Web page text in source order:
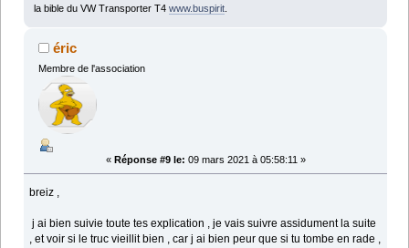
la bible du VW Transporter T4 www.buspirit.
éric
Membre de l'association
« Réponse #9 le: 09 mars 2021 à 05:58:11 »
breiz ,
j ai bien suivie toute tes explication , je vais suivre assidument la suite
, et voir si le truc vieillit bien , car j ai bien peur que si tu tombe en rade ,